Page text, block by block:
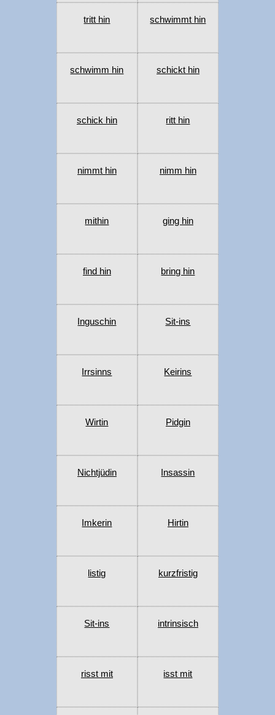
tritt hin schwimmt hin
schwimm hin schickt hin
schick hin ritt hin
nimmt hin nimm hin
mithin ging hin
find hin bring hin
Inguschin Sit-ins
Irrsinns Keirins
Wirtin Pidgin
Nichtjüdin Insassin
Imkerin Hirtin
listig kurzfristig
Sit-ins intrinsisch
risst mit isst mit